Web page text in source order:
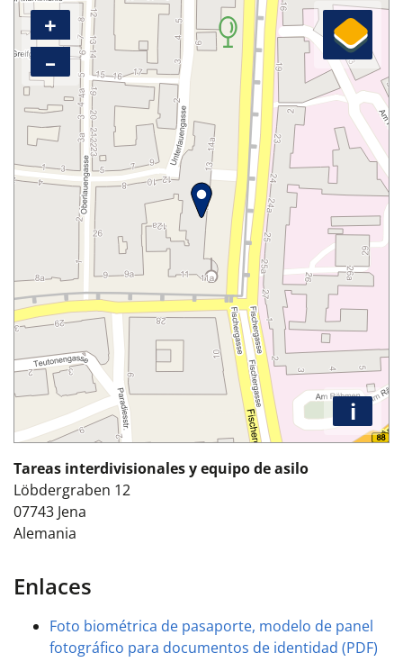
+
–
i
Tareas interdivisionales y equipo de asilo
Löbdergraben 12
07743 Jena
Alemania
Enlaces
Foto biométrica de pasaporte, modelo de panel
fotográfico para documentos de identidad (PDF)